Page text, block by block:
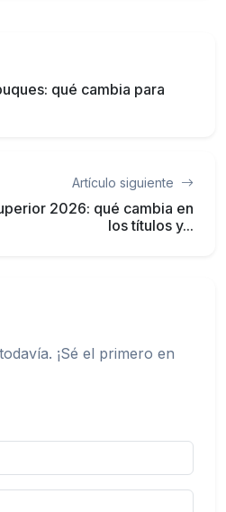
qué cambia para
Artículo siguiente
2026: qué cambia en
los títulos y...
¡Sé el primero en